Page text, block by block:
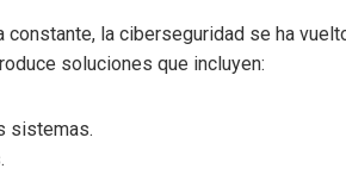
la ciberseguridad se ha
soluciones que incluyen:
sistemas.